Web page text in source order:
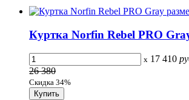
Куртка Norfin Rebel PRO
x 17 410
26 380
Скидка 34%